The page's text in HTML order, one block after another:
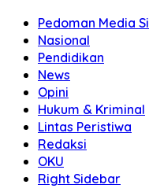
Pedoman Media
Nasional
Pendidikan
News
Opini
Hukum & Kriminal
Lintas Peristiwa
Redaksi
OKU
Right Sidebar